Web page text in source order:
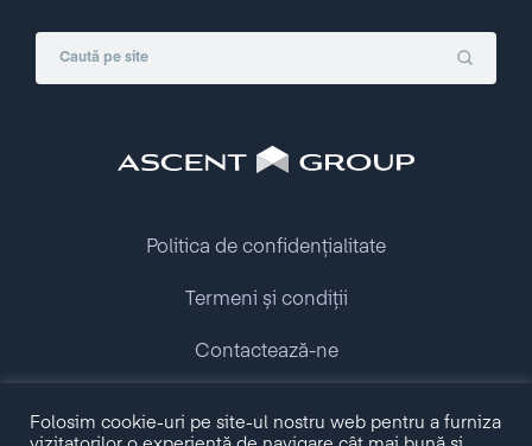
Copyright © 2009 - 2026 Ascent Group.
Politica de confidențialitate
Termeni și condiții
Contactează-ne
Folosim cookie-uri pe site-ul nostru web pentru a furniza